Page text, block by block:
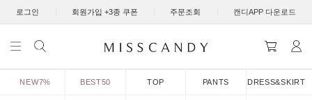
로그인 회원가입 +3종 쿠폰 주문조회 캔디APP 다운로드
NEW7% BEST50 TOP PANTS DRESS&SKIRT